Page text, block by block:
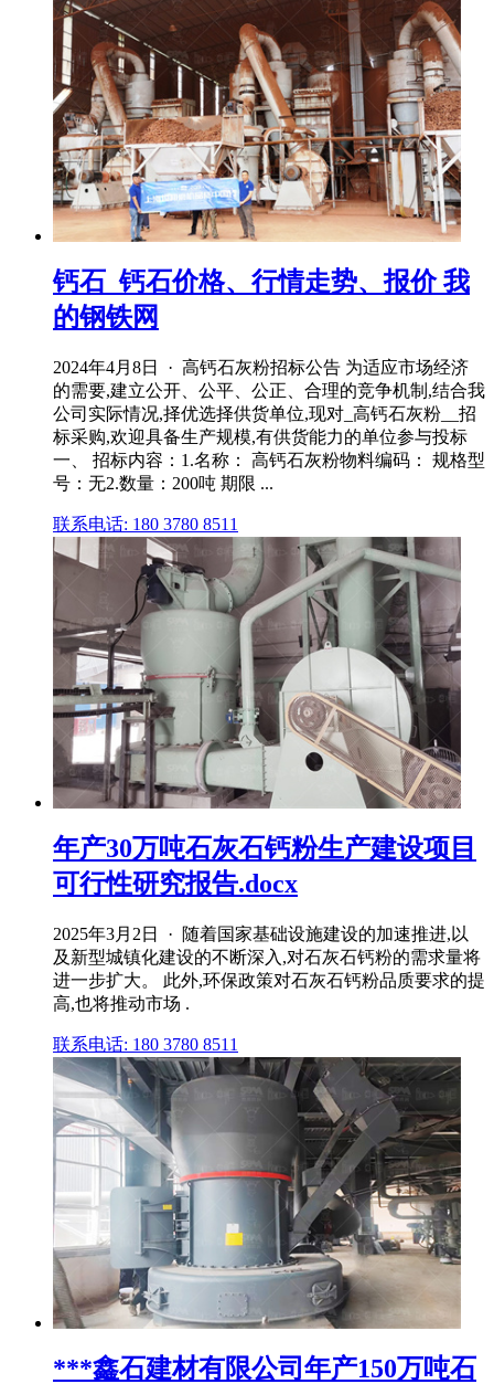
钙石_钙石价格、行情走势、报价 我
的钢铁网
2024年4月8日 · 高钙石灰粉招标公告 为适应市场经济
的需要,建立公开、公平、公正、合理的竞争机制,结合我
公司实际情况,择优选择供货单位,现对_高钙石灰粉__招
标采购,欢迎具备生产规模,有供货能力的单位参与投标
一、 招标内容：1.名称： 高钙石灰粉物料编码： 规格型
号：无2.数量：200吨 期限 ...
联系电话: 180 3780 8511
年产30万吨石灰石钙粉生产建设项目
可行性研究报告.docx
2025年3月2日 · 随着国家基础设施建设的加速推进,以
及新型城镇化建设的不断深入,对石灰石钙粉的需求量将
进一步扩大。 此外,环保政策对石灰石钙粉品质要求的提
高,也将推动市场 .
联系电话: 180 3780 8511
***鑫石建材有限公司年产150万吨石